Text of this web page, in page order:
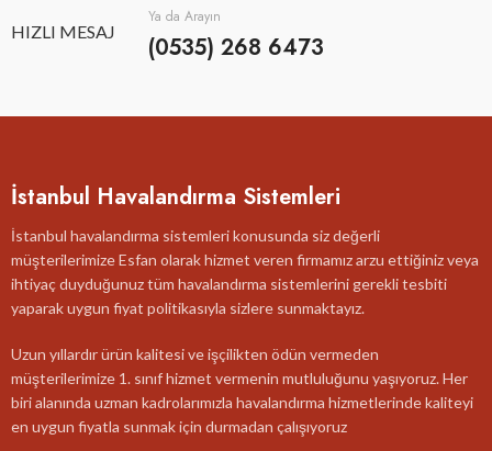
HIZLI MESAJ
Ya da Arayın
(0535) 268 6473
İstanbul Havalandırma Sistemleri
İstanbul havalandırma sistemleri konusunda siz değerli
müşterilerimize Esfan olarak hizmet veren firmamız arzu ettiğiniz veya
ihtiyaç duyduğunuz tüm havalandırma sistemlerini gerekli tesbiti
yaparak uygun fiyat politikasıyla sizlere sunmaktayız.
Uzun yıllardır ürün kalitesi ve işçilikten ödün vermeden
müşterilerimize 1. sınıf hizmet vermenin mutluluğunu yaşıyoruz. Her
biri alanında uzman kadrolarımızla havalandırma hizmetlerinde kaliteyi
en uygun fiyatla sunmak için durmadan çalışıyoruz